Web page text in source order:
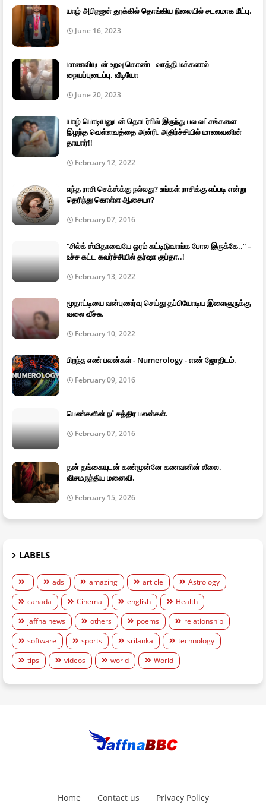
யாழ் அபிநஜன் தூக்கில் தொங்கிய நிலையில் சடலமாக மீட்பு.
June 16, 2023
மாணவியுடன் உறவு கொண்ட வாத்தி மக்களால்
நையப்புடைப்பு. வீடியோ
June 20, 2023
யாழ் பொடியனுடன் தொடர்பில் இருந்து பல லட்சங்களை
இழந்த வெள்ளவத்தை அன்ரி. அதிர்ச்சியில் மாணவனின்
தாயார்!!
February 12, 2022
எந்த ராசி செக்ஸ்க்கு நல்லது? உங்கள் ராசிக்கு எப்படி என்று
தெரிந்து கொள்ள ஆசையா?
February 07, 2016
“சில்க் ஸ்மிதாவையே ஓரம் கட்டிடுவாங்க போல இருக்கே..” –
உச்ச கட்ட கவர்ச்சியில் தர்ஷா குப்தா..!
February 13, 2022
மூதாட்டியை வன்புணர்வு செய்து தப்பியோடிய இளைஞருக்கு
வலை வீச்சு.
February 10, 2022
பிறந்த எண் பலன்கள் - Numerology - எண் ஜோதிடம்.
February 09, 2016
பெண்களின் நட்சத்திர பலன்கள்.
February 07, 2016
தன் தங்கையுடன் கண்முன்னே கணவனின் லீலை.
விசமருந்திய மனைவி.
February 15, 2026
LABELS
ads amazing article
Astrology
canada
Cinema english
Health
jaffna news
others poems
relationship
software
sports srilanka
technology
tips
videos world World
Home Contact us Privacy Policy